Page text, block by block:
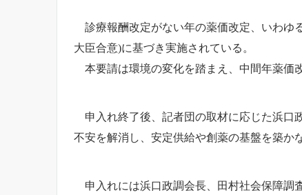
診療報酬改定がない年の薬価改定、いわゆ
大臣合意)に基づき実施されている。
本要請は環境の変化を踏まえ、中間年薬価
申入れ終了後、記者団の取材に応じた浜口
不安を解消し、安定供給や創薬の基盤を築か
申入れには浜口政調会長、田村社会保障調